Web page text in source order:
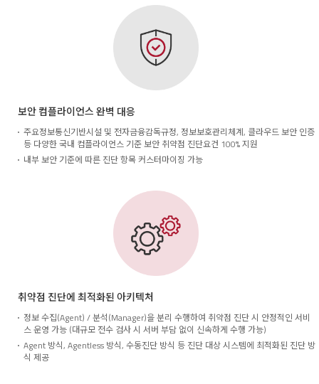
보안 컴플라이언스 완벽 대응
주요정보통신기반시설 및 전자금융감독규정, 정보보호관리체계, 클라우드 보안 인증
등 다양한 국내 컴플라이언스 기준 보안 취약점 진단요건 100% 지원
내부 보안 기준에 따른 진단 항목 커스터마이징 가능
취약점 진단에 최적화된 아키텍처
정보 수집(Agent) / 분석(Manager)을 분리 수행하여 취약점 진단 시 안정적인 서비
스 운영 가능 (대규모 전수 검사 시 서버 부담 없이 신속하게 수행 가능)
Agent 방식, Agentless 방식, 수동진단 방식 등 진단 대상 시스템에 최적화된 진단 방
식 제공